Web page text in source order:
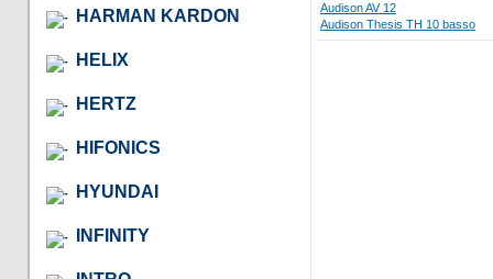
HARMAN KARDON
HELIX
HERTZ
HIFONICS
HYUNDAI
INFINITY
Audison AV 12
Audison Thesis TH 10 basso